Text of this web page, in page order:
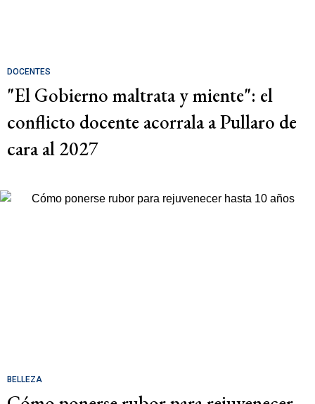
DOCENTES
"El Gobierno maltrata y miente": el
conflicto docente acorrala a Pullaro de
cara al 2027
BELLEZA